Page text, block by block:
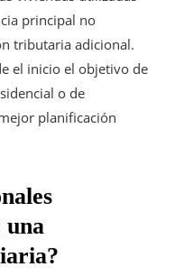
principal no
tributaria adicional.
el inicio el objetivo de
o de
planificación
una